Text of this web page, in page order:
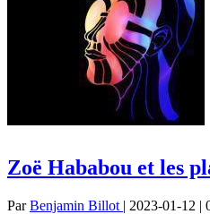
Zoë Hababou et les
ParBenjamin Billot | 2023-01-12 |